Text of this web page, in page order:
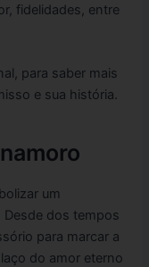
fidelidades, entre
para saber mais
e sua história.
um
dos tempos
para marcar a
do amor eterno